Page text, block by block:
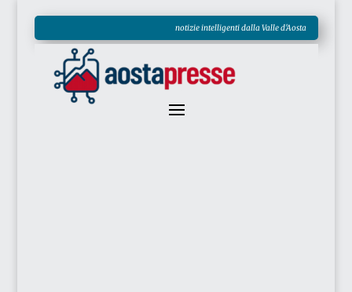
notizie intelligenti dalla Valle d'Aosta